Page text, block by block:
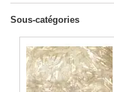
Sous-catégories